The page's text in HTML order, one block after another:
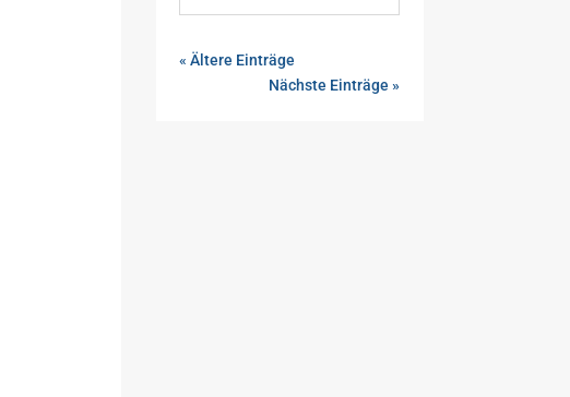
« Ältere Einträge
Nächste Einträge »